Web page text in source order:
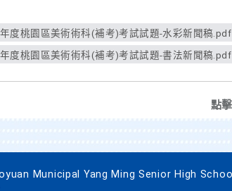
度桃園區美術術科(補考)考試試題-水彩新聞稿.pdf
度桃園區美術術科(補考)考試試題-書法新聞稿.pdf
點
Municipal Yang Ming Senior High School